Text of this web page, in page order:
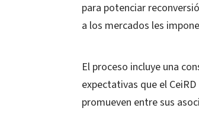
para potenciar
a los mercados les
El proceso incluye una
expectativas que el
promueven entre sus